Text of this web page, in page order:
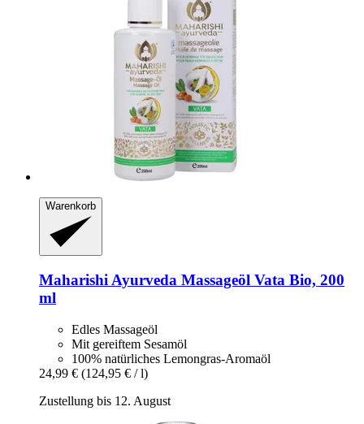
Warenkorb
Maharishi Ayurveda Massageöl Vata Bio, 200
ml
Edles Massageöl
Mit gereiftem Sesamöl
100% natürliches Lemongras-Aromaöl
24,99 € (124,95 € / l)
Zustellung bis 12. August